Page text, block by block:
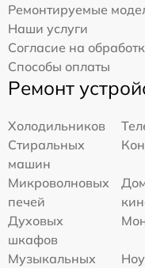
Ремонтируемые
Наши услуги
Согласие на
Способы оплаты
Ремонт
Холодильников
Стиральных
машин
Микроволновых
печей
Духовых
шкафов
Музыкальных